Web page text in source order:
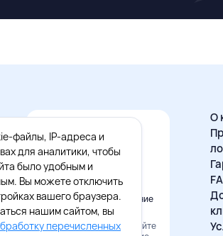
Официальное приложение
Восток - Запад
Наведите камеру и скачайте
О
файлы, IP-адреса и
для аналитики, чтобы
было удобным и
Вы можете отключить
вашего браузера.
нашим сайтом, вы
перечисленных